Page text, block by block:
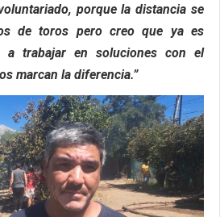
porque la distancia se
de toros pero creo que ya es
a trabajar en soluciones con el
marcan la diferencia.”